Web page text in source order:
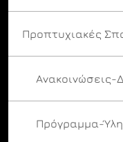
Προπτυχιακές
Πρόγραμμα-